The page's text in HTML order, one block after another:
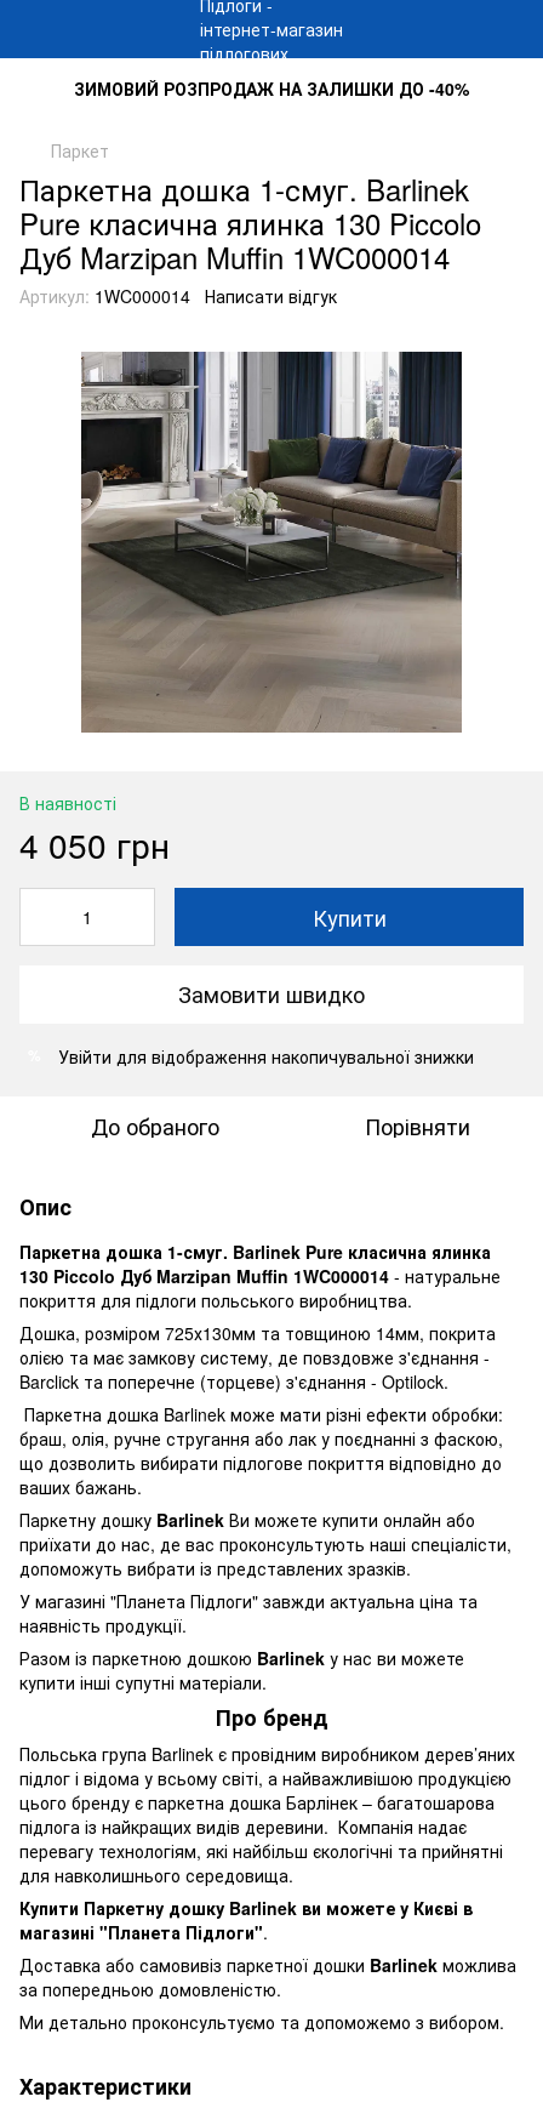
ЗИМОВИЙ РОЗПРОДАЖ НА ЗАЛИШКИ ДО -40%
Паркет
Паркетна дошка 1-смуг. Barlinek
Pure класична ялинка 130 Piccolo
Дуб Marzipan Muffin 1WC000014
Артикул: 1WC000014 Написати відгук
В наявності
4 050 грн
Купити
Замовити швидко
Увійти для відображення накопичувальної знижки
До обраного Порівняти
Опис
Паркетна дошка 1-смуг. Barlinek Pure класична ялинка
130 Piccolo Дуб Marzipan Muffin 1WC000014 - натуральне
покриття для підлоги польського виробництва.
Дошка, розміром 725х130мм та товщиною 14мм, покрита
олією та має замкову систему, де повздовже з'єднання -
Barclick та поперечне (торцеве) з'єднання - Optilock.
Паркетна дошка Barlinek може мати різні ефекти обробки:
браш, олія, ручне стругання або лак у поєднанні з фаскою,
що дозволить вибирати підлогове покриття відповідно до
ваших бажань.
Паркетну дошку Barlinek Ви можете купити онлайн або
приїхати до нас, де вас проконсультують наші спеціалісти,
допоможуть вибрати із представлених зразків.
У магазині "Планета Підлоги" завжди актуальна ціна та
наявність продукції.
Разом із паркетною дошкою Barlinek у нас ви можете
купити інші супутні матеріали.
Про бренд
Польська група Barlinek є провідним виробником дерев’яних
підлог і відома у всьому світі, а найважливішою продукцією
цього бренду є паркетна дошка Барлінек – багатошарова
підлога із найкращих видів деревини. Компанія надає
перевагу технологіям, які найбільш єкологічні та прийнятні
для навколишнього середовища.
Купити Паркетну дошку Barlinek ви можете у Києві в
магазині "Планета Підлоги".
Доставка або самовивіз паркетної дошки Barlinek можлива
за попередньою домовленістю.
Ми детально проконсультуємо та допоможемо з вибором.
Характеристики